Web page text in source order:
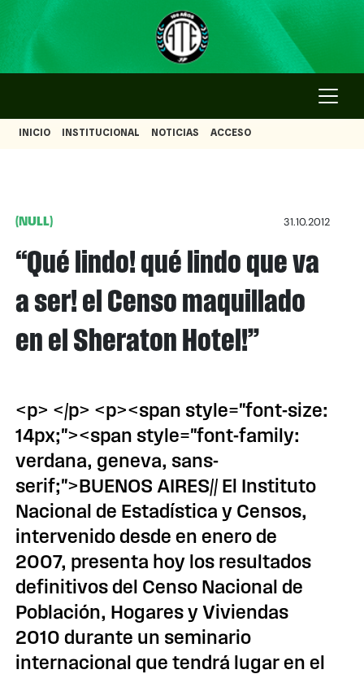
INICIO INSTITUCIONAL NOTICIAS ACCESO
(NULL) 31.10.2012
“Qué lindo! qué lindo que va
a ser! el Censo maquillado
en el Sheraton Hotel!”
<p> </p> <p><span style="font-size:
14px;"><span style="font-family:
verdana, geneva, sans-
serif;">BUENOS AIRES// El Instituto
Nacional de Estadística y Censos,
intervenido desde en enero de
2007, presenta hoy los resultados
definitivos del Censo Nacional de
Población, Hogares y Viviendas
2010 durante un seminario
internacional que tendrá lugar en el